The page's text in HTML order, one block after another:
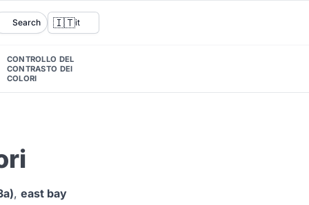
Search 🇮🇹it
CONTROLLO DEL
CONTRASTO DEI
COLORI
, east bay